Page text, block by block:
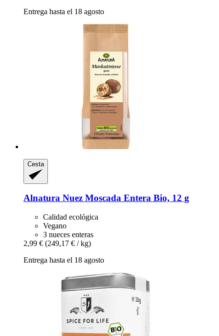
Entrega hasta el 18 agosto
Cesta
Alnatura Nuez Moscada Entera Bio, 12 g
Calidad ecológica
Vegano
3 nueces enteras
2,99 € (249,17 € / kg)
Entrega hasta el 18 agosto